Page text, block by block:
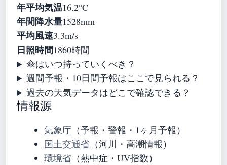
年平均気温16.2°C
年間降水量1528mm
平均風速3.3m/s
日照時間1860時間
傘はいつ持っていくべき？
週間予報・10日間予報はここで見られる？
過去の天気データはどこで確認できる？
情報源
気象庁 （予報・警報・1ヶ月予報）
国土交通省 （河川・高潮情報）
環境省 （熱中症・UV指数）